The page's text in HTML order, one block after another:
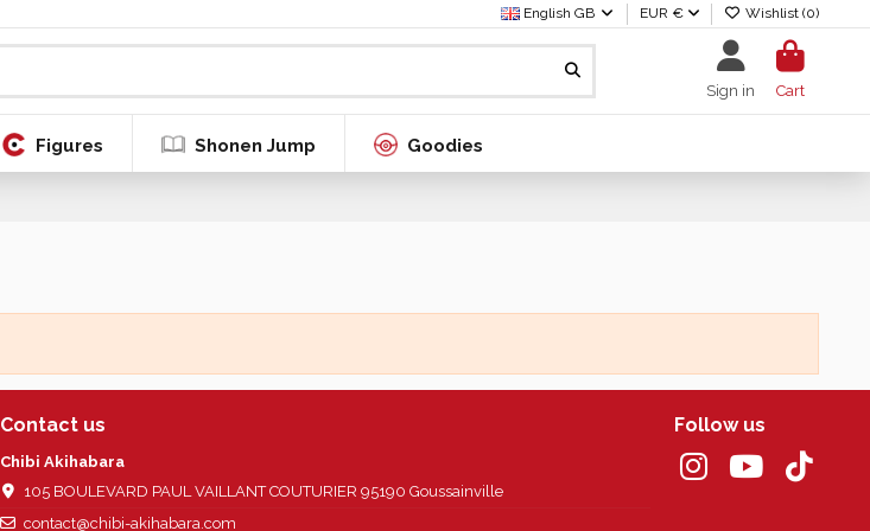
English GB EUR € Wishlist (0)
Sign in Cart
Figures Shonen Jump Goodies
Contact us
Chibi Akihabara
105 BOULEVARD PAUL VAILLANT COUTURIER 95190 Goussainville
contact@chibi-akihabara.com
Follow us